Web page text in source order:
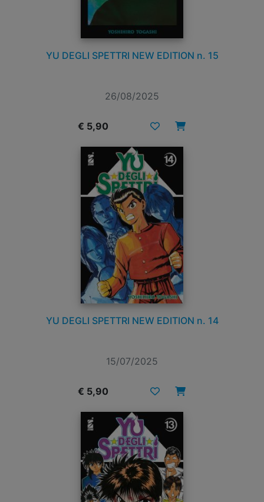
YU DEGLI SPETTRI NEW EDITION n. 15
26/08/2025
€ 5,90
YU DEGLI SPETTRI NEW EDITION n. 14
15/07/2025
€ 5,90